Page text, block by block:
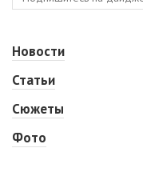
Новости
Статьи
Сюжеты
Фото